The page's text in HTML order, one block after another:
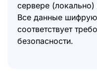
сервере
Все данные
соответствует
безопасности.